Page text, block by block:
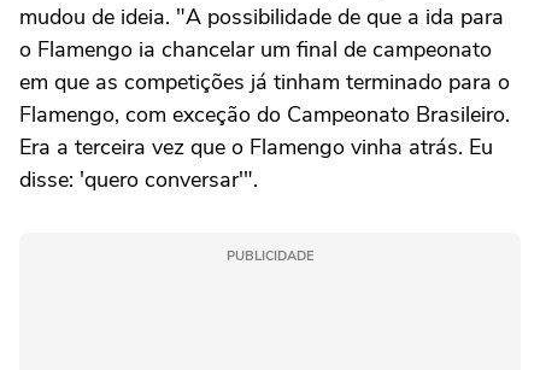
mudou de ideia. "A possibilidade de que a ida para
o Flamengo ia chancelar um final de campeonato
em que as competições já tinham terminado para o
Flamengo, com exceção do Campeonato Brasileiro.
Era a terceira vez que o Flamengo vinha atrás. Eu
disse: 'quero conversar'".
PUBLICIDADE